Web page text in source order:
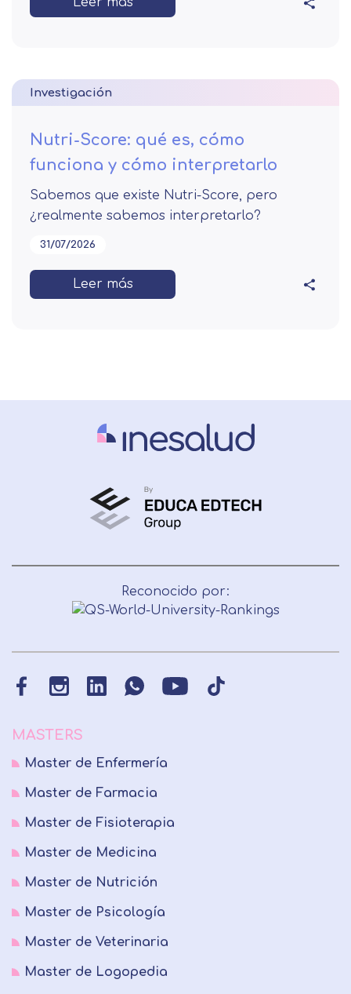
Investigación
Nutri-Score: qué es, cómo
funciona y cómo interpretarlo
Sabemos que existe Nutri-Score, pero
¿realmente sabemos interpretarlo?
31/07/2026
Leer más
Reconocido por:
MASTERS
Master de Enfermería
Master de Farmacia
Master de Fisioterapia
Master de Medicina
Master de Nutrición
Master de Psicología
Master de Veterinaria
Master de Logopedia